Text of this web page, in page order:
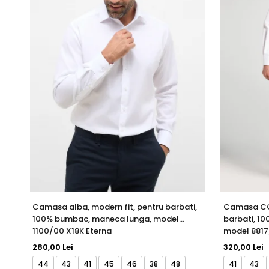
Camasa alba, modern fit, pentru barbati,
100% bumbac, maneca lunga, model
1100/00 X18K Eterna
280,00 Lei
44 43 41 45 46 38 48
Camasa
barbati,
model
320,00 Lei
41 43